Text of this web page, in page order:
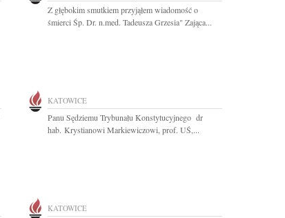
Z głębokim smutkiem przyjąłem wiadomość o
śmierci Śp. Dr. n.med. Tadeusza Grzesia" Zająca...
KATOWICE
Panu Sędziemu Trybunału Konstytucyjnego dr
hab. Krystianowi Markiewiczowi, prof. UŚ,...
KATOWICE